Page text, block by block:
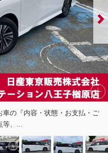
の『内容・状態・お支払・ご
等、...